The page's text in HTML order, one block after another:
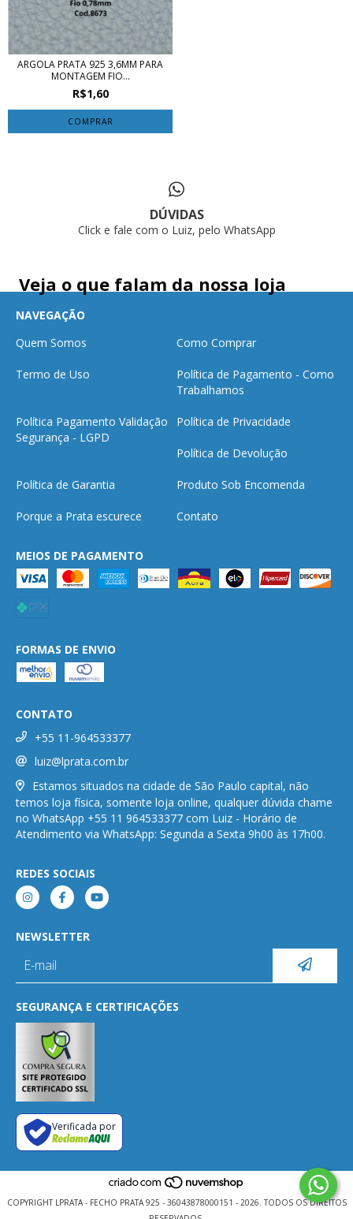
ARGOLA PRATA 925 3,6MM PARA
MONTAGEM FIO...
R$1,60
COMPRAR
DÚVIDAS
Click e fale com o Luiz, pelo WhatsApp
Veja o que falam da nossa loja
NAVEGAÇÃO
Quem Somos
Como Comprar
Termo de Uso
Política de Pagamento - Como
Trabalhamos
Política Pagamento Validação
Segurança - LGPD
Política de Privacidade
Política de Devolução
Política de Garantia Produto Sob Encomenda
Porque a Prata escurece Contato
MEIOS DE PAGAMENTO
FORMAS DE ENVIO
CONTATO
+55 11-964533377
luiz@lprata.com.br
Estamos situados na cidade de São Paulo capital, não
temos loja física, somente loja online, qualquer dúvida chame
no WhatsApp +55 11 964533377 com Luiz - Horário de
Atendimento via WhatsApp: Segunda a Sexta 9h00 às 17h00.
REDES SOCIAIS
NEWSLETTER
SEGURANÇA E CERTIFICAÇÕES
Verificada por
COPYRIGHT LPRATA - FECHO PRATA 925 - 36043878000151 - 2026. TODOS OS DIREITOS